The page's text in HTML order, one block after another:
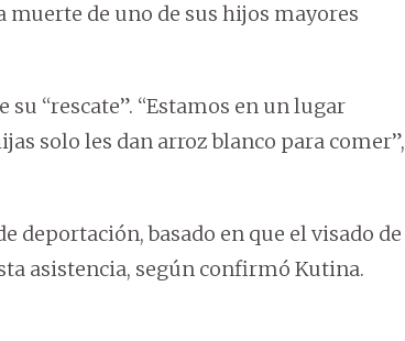
muerte de uno de sus hijos mayores
“rescate”. “Estamos en un lugar
solo les dan arroz blanco para comer”,
deportación, basado en que el visado de
asistencia, según confirmó Kutina.